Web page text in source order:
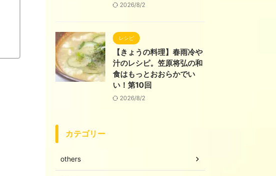
2026/8/2
レシピ
【きょうの料理】春雨冷や
汁のレシピ。笠原将弘の和
食はもっとおおらかでい
い！第10回
2026/8/2
カテゴリー
others